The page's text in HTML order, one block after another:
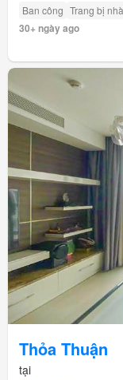
Ban công Trang bị
30+ ngày ago
Thỏa Thuận
tại